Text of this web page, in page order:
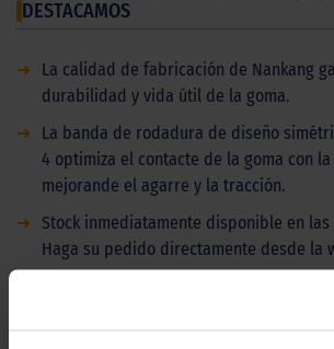
DESTACAMOS
➜
La calidad de fabricación de Nankang
durabilidad y vida útil de la goma.
➜
La banda de rodadura de diseño
4 optimiza el contacte de la goma con
mejorande el agarre y la tracción.
➜
Stock inmediatamente disponible en las
Haga su pedido directamente desde la